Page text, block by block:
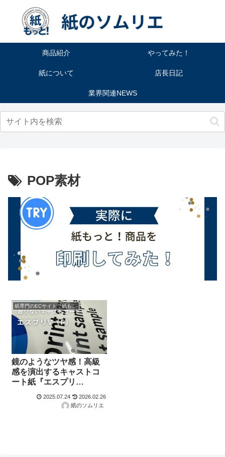
商品紹介 やってみた！
紙について 店長日記
業界関連NEWS
POP素材
紙専門のECサイト『紙もっと！』の商品紹介！
鏡のようなツヤ感！高級
感を演出するキャストコ
ート紙『エスプリ
2025.07.24
2026.02.26
紙のソムリエ